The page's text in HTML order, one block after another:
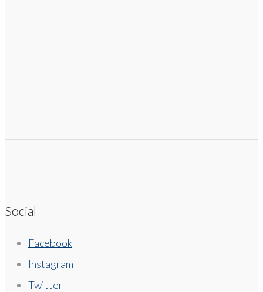
Social
Facebook
Instagram
Twitter